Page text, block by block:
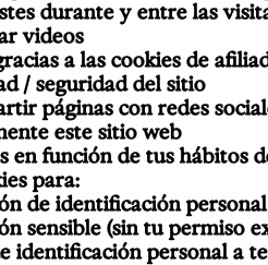
durante y entre las
videos
a las cookies de
/ seguridad del sitio
páginas con redes
este sitio web
en función de tus hábitos
para:
de identificación
sensible (sin tu permiso
identificación personal a